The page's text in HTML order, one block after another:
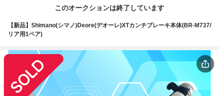
このオークションは終了しています
【新品】Shimano(シマノ)Deore(デオーレ)XTカンチブレーキ本体(BR-M737/
リア用1ペア)